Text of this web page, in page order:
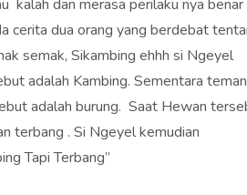
kalah dan merasa perilaku nya
cerita dua orang yang berdebat
semak, Sikambing ehhh si Ngeyel
adalah Kambing. Sementara
adalah burung. Saat Hewan
terbang . Si Ngeyel kemudian
Tapi Terbang”